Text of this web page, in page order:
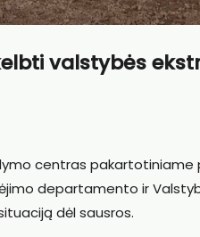
valstybės
centras pakartotiniame
departamento ir
dėl sausros.